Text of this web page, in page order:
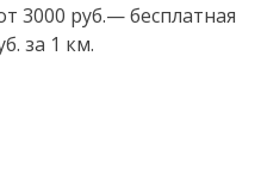
3000 руб.— бесплатная
за 1 км.